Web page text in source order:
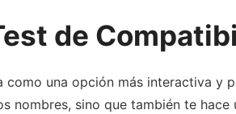
de
como una opción más interactiva y
nombres, sino que también te